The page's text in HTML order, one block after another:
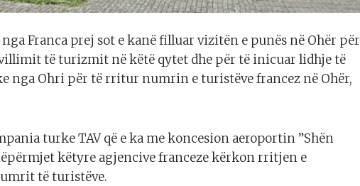
Franca prej sot e kanë filluar vizitën e punës në Ohër për
të turizmit në këtë qytet dhe për të inicuar lidhje të
nga Ohri për të rritur numrin e turistëve francez në Ohër,
turke TAV që e ka me koncesion aeroportin ”Shën
këtyre agjencive franceze kërkon rritjen e
të turistëve.